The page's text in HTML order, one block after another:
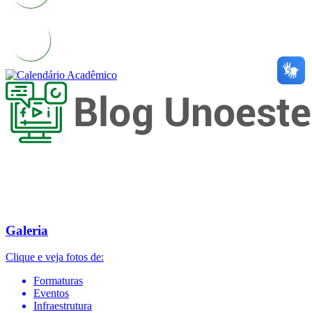
Galeria
Clique e veja fotos de:
Formaturas
Eventos
Infraestrutura